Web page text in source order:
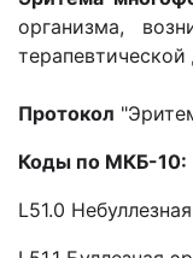
организма,
Протокол
Коды по МКБ-10:
L51.0